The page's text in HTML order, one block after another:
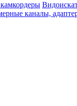
каналы,